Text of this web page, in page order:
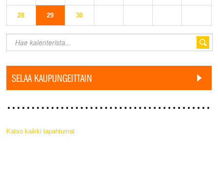
28 29 30
SELAA KAUPUNGEITTAIN
Katso kaikki tapahtumat